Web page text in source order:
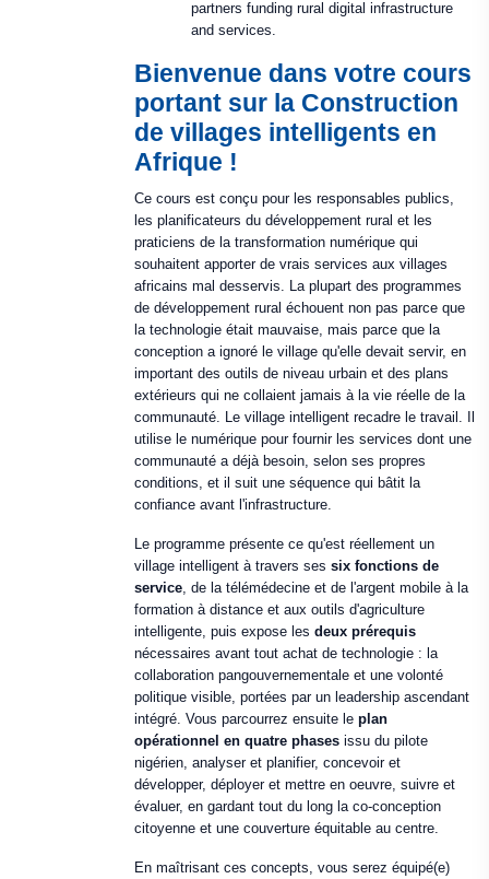
partners funding rural digital infrastructure
and services.
Bienvenue dans votre cours
portant sur la Construction
de villages intelligents en
Afrique !
Ce cours est conçu pour les responsables publics,
les planificateurs du développement rural et les
praticiens de la transformation numérique qui
souhaitent apporter de vrais services aux villages
africains mal desservis. La plupart des programmes
de développement rural échouent non pas parce que
la technologie était mauvaise, mais parce que la
conception a ignoré le village qu'elle devait servir, en
important des outils de niveau urbain et des plans
extérieurs qui ne collaient jamais à la vie réelle de la
communauté. Le village intelligent recadre le travail. Il
utilise le numérique pour fournir les services dont une
communauté a déjà besoin, selon ses propres
conditions, et il suit une séquence qui bâtit la
confiance avant l'infrastructure.
Le programme présente ce qu'est réellement un
village intelligent à travers ses six fonctions de
service , de la télémédecine et de l'argent mobile à la
formation à distance et aux outils d'agriculture
intelligente, puis expose les deux prérequis
nécessaires avant tout achat de technologie : la
collaboration pangouvernementale et une volonté
politique visible, portées par un leadership ascendant
intégré. Vous parcourrez ensuite le plan
opérationnel en quatre phases issu du pilote
nigérien, analyser et planifier, concevoir et
développer, déployer et mettre en oeuvre, suivre et
évaluer, en gardant tout du long la co-conception
citoyenne et une couverture équitable au centre.
En maîtrisant ces concepts, vous serez équipé(e)